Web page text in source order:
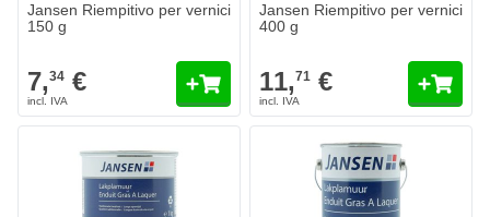
Jansen Riempitivo per vernici
150 g
7,34 €
Jansen Riempitivo per vernici
400 g
11,71 €